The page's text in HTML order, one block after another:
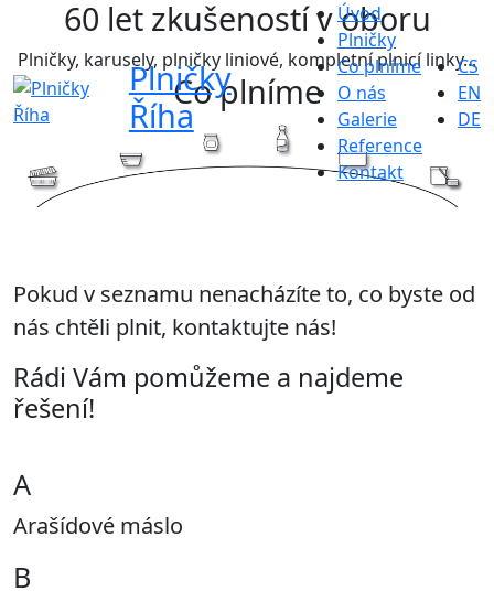
Plničky
Říha
Úvod
Plničky
Co plníme
O nás
Galerie
Reference
Kontakt
CS
EN
DE
60 let zkušeností v oboru
Plničky, karusely, plničky liniové, kompletní plnicí linky...
Co plníme
Pokud v seznamu nenacházíte to, co byste od
nás chtěli plnit, kontaktujte nás!
Rádi Vám pomůžeme a najdeme
řešení!
A
Arašídové máslo
B